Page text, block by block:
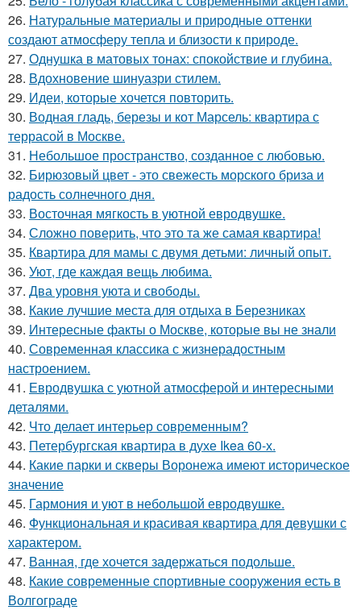
26. Натуральные материалы и природные оттенки
создают атмосферу тепла и близости к природе.
27. Однушка в матовых тонах: спокойствие и глубина.
28. Вдохновение шинуазри стилем.
29. Идеи, которые хочется повторить.
30. Водная гладь, березы и кот Марсель: квартира с
террасой в Москве.
31. Небольшое пространство, созданное с любовью.
32. Бирюзовый цвет - это свежесть морского бриза и
радость солнечного дня.
33. Восточная мягкость в уютной евродвушке.
34. Сложно поверить, что это та же самая квартира!
35. Квартира для мамы с двумя детьми: личный опыт.
36. Уют, где каждая вещь любима.
37. Два уровня уюта и свободы.
38. Какие лучшие места для отдыха в Березниках
39. Интересные факты о Москве, которые вы не знали
40. Современная классика с жизнерадостным
настроением.
41. Евродвушка с уютной атмосферой и интересными
деталями.
42. Что делает интерьер современным?
43. Петербургская квартира в духе Ikea 60-х.
44. Какие парки и скверы Воронежа имеют историческое
значение
45. Гармония и уют в небольшой евродвушке.
46. Функциональная и красивая квартира для девушки с
характером.
47. Ванная, где хочется задержаться подольше.
48. Какие современные спортивные сооружения есть в
Волгограде